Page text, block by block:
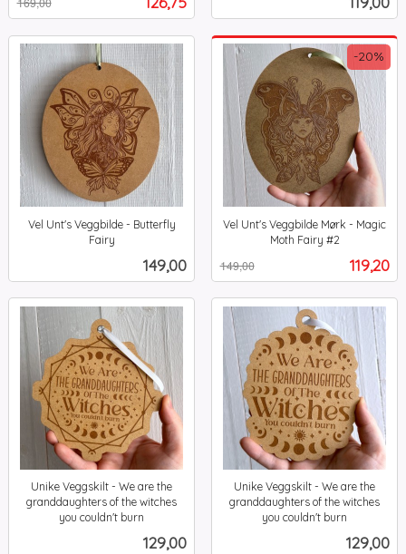
Vel Unt's Veggbilde - Butterfly
Fairy
Pris
149,00
Vel Unt's Veggbilde Mørk - Magic
Moth Fairy #2
Tilbud
119,20
149,00
-20%
mva.
Unike Veggskilt - We are the
granddaughters of the witches
you couldn't burn
Pris
129,00
Unike Veggskilt - We are the
granddaughters of the witches
you couldn't burn
Pris
129,00